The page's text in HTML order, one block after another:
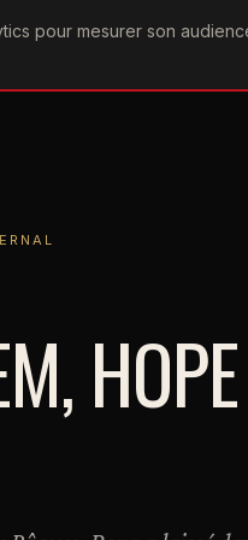
pour mesurer son
PAROLES